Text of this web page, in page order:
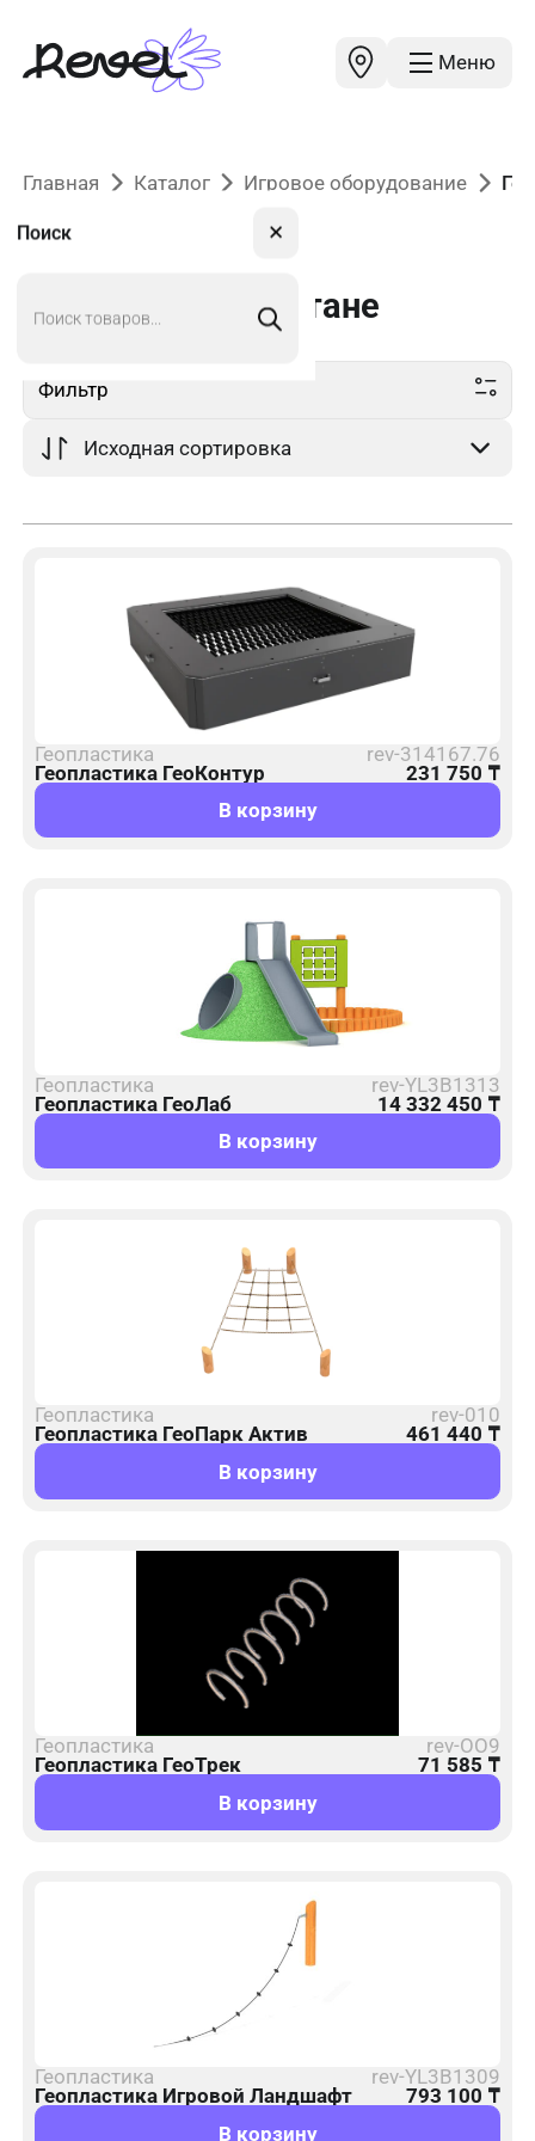
Меню
Поиск ✕
Главная Каталог Игровое оборудование
Геопластика в Астане
Фильтр
Геопластика
rev-314167.76
Геопластика ГеоКонтур
231 750 ₸
В корзину
Геопластика
rev-YL3B1313
Геопластика ГеоЛаб
14 332 450 ₸
В корзину
Геопластика
rev-010
Геопластика ГеоПарк Актив
461 440 ₸
В корзину
Геопластика
rev-ОО9
Геопластика ГеоТрек
71 585 ₸
В корзину
Геопластика
rev-YL3B1309
Геопластика Игровой Ландшафт
793 100 ₸
В корзину